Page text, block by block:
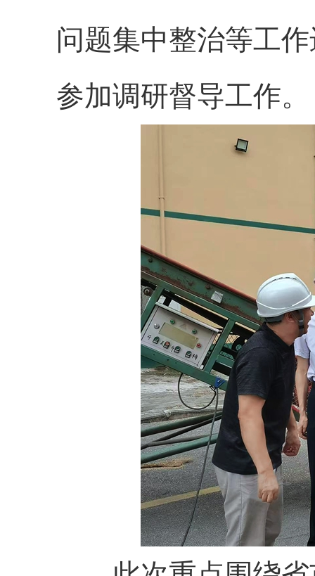
问题集中整治等工
参加调研督导工作。